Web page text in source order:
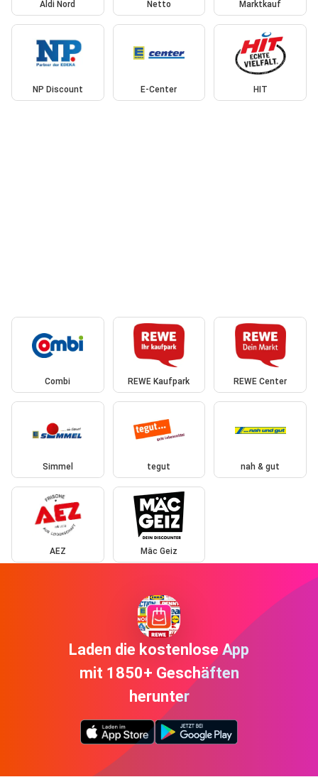
Aldi Nord Netto Marktkauf
NP Discount E-Center HIT
Combi REWE Kaufpark REWE Center
Simmel tegut nah & gut
AEZ Mäc Geiz
Laden die kostenlose App
mit 1850+ Geschäften
herunter